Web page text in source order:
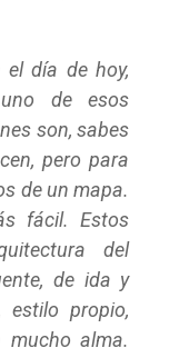
día de hoy,
de esos
son, sabes
pero para
de un mapa.
fácil. Estos
del
de ida y
estilo propio,
mucho alma.